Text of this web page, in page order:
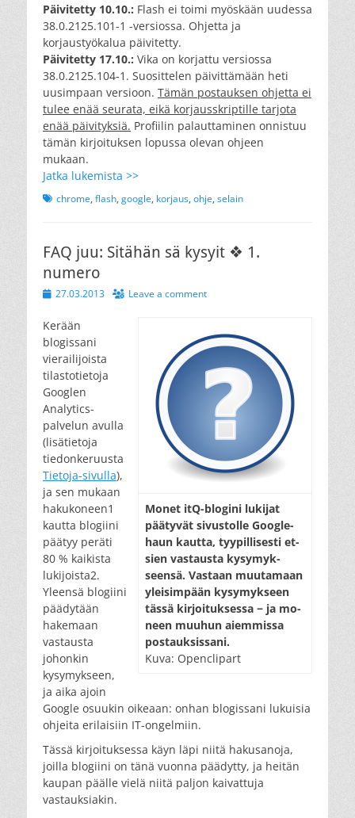
Päivitetty 10.10.: Flash ei toimi myöskään uudessa
38.0.2125.101-1 -versiossa. Ohjetta ja
korjaustyökalua päivitetty.
Päivitetty 17.10.: Vika on korjattu versiossa
38.0.2125.104-1. Suosittelen päivittämään heti
uusimpaan versioon. Tämän postauksen ohjetta ei
tulee enää seurata, eikä korjausskriptille tarjota
enää päivityksiä. Profiilin palauttaminen onnistuu
tämän kirjoituksen lopussa olevan ohjeen
mukaan.
Jatka lukemista >>
Tagschrome, flash, google, korjaus, ohje, selain
FAQ juu: Sitähän sä kysyit ❖ 1.
numero
Posted
27.03.2013 Leave a comment
Mo­net itQ-blo­gi­ni lu­ki­jat
pää­ty­vät si­vus­tol­le Goog­le-
haun kaut­ta, tyy­pil­li­ses­ti et­
sien vas­taus­ta ky­sy­myk­
seen­sä. Vas­taan muu­ta­maan
ylei­sim­pään ky­sy­myk­seen
täs­sä kir­joi­tuk­ses­sa − ja mo­
neen muu­hun aiem­mis­sa
pos­tauk­sis­sa­ni.
Kuva: Openclipart
Kerään
blogissani
vierailijoista
tilastotietoja
Googlen
Analytics-
palvelun avulla
(lisätietoja
tiedonkeruusta
Tietoja-sivulla),
ja sen mukaan
hakukoneen1
kautta blogiini
päätyy peräti
80 % kaikista
lukijoista2.
Yleensä blogiini
päädytään
hakemaan
vastausta
johonkin
kysymykseen,
ja aika ajoin
Google osuukin oikeaan: onhan blogissani lukuisia
ohjeita erilaisiin IT-ongelmiin.
Tässä kirjoituksessa käyn läpi niitä hakusanoja,
joilla blogiini on tänä vuonna päädytty, ja heitän
kaupan päälle vielä niitä paljon kaivattuja
vastauksiakin.